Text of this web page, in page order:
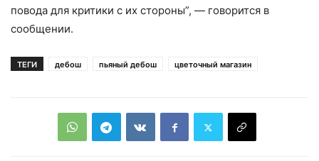
повода для критики с их стороны”, — говорится в
сообщении.
ТЕГИ дебош пьяный дебош цветочный магазин